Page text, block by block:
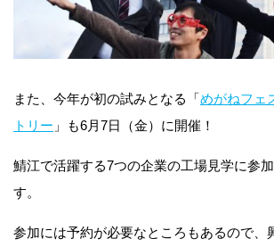
また、今年が初の試みとなる「めがねフェ
トリー 」も6月7日（金）に開催！
鯖江で活躍する7つの企業の工場見学に参
す。
参加には予約が必要なところもあるので、